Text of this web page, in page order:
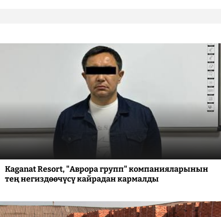
Kaganat Resort, "Аврора групп" компанияларынын
тең негиздөөчүсү кайрадан кармалды